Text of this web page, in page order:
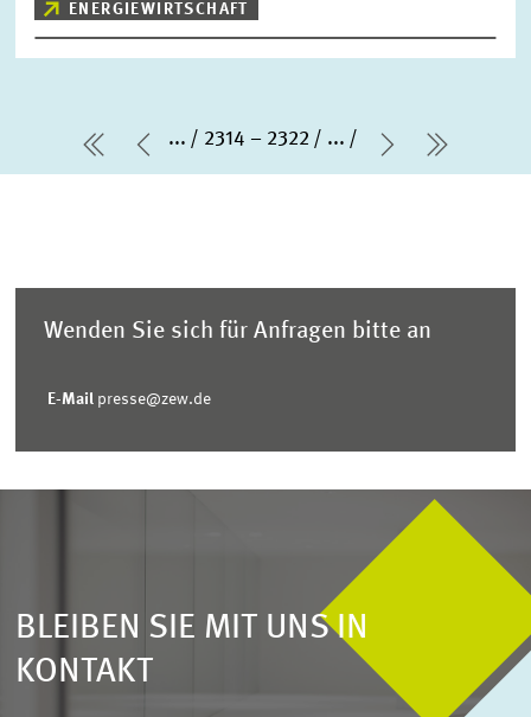
ENERGIEWIRTSCHAFT
erste Seite
Vorherige Seite
... 2314 – 2322 ...
Nächste
letzte
Wenden Sie sich für Anfragen bitte an
E-Mail presse@zew.de
BLEIBEN SIE MIT UNS IN
KONTAKT